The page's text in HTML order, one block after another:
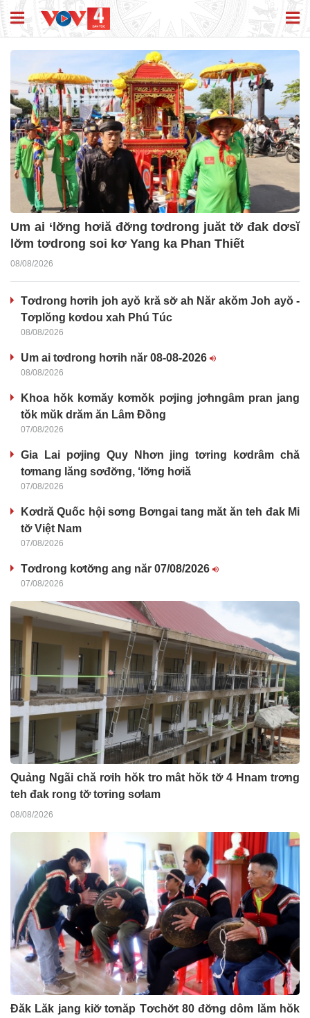
Um ai ‘lơ̆ng hơiă đơ̆ng tơdrong juăt tơ̆ đak dơsĭ
lơ̆m tơdrong soi kơ Yang ka Phan Thiết
08/08/2026
Tơdrong hơrih joh ayŏ kră sơ̆ ah Năr akŏm Joh ayŏ -
Tơplŏng kơdou xah Phú Túc
08/08/2026
Um ai tơdrong hơrih năr 08-08-2026
08/08/2026
Khoa hŏk kơmăy kơmŏk pơjing jơhngâm pran jang
tŏk mŭk drăm ăn Lâm Đồng
07/08/2026
Gia Lai pơjing Quy Nhơn jing tơring kơdrâm chă
tơmang lăng sơđơ̆ng, ‘lơ̆ng hơiă
07/08/2026
Kơdră Quốc hội sơng Bơngai tang măt ăn teh đak Mi
tơ̆ Việt Nam
07/08/2026
Tơdrong kơtơ̆ng ang năr 07/08/2026
07/08/2026
Quảng Ngãi chă rơih hŏk tro mât hŏk tơ̆ 4 Hnam trơng
teh đak rong tơ̆ tơring sơlam
08/08/2026
Đăk Lăk jang kiơ̆ tơnăp Tơchơ̆t 80 đơ̆ng dôm lăm hŏk